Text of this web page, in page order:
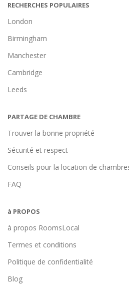
RECHERCHES POPULAIRES
London
Birmingham
Manchester
Cambridge
Leeds
PARTAGE DE CHAMBRE
Trouver la bonne propriété
Sécurité et respect
Conseils pour la location de
FAQ
à PROPOS
à propos RoomsLocal
Termes et conditions
Politique de confidentialité
Blog